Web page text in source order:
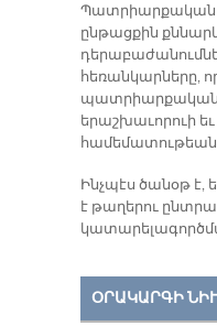
Պատրիարքական
ընթացքին
հեռանկարները,
պատրիարքական
երաշխաւորուի
Ինչպէս ծանօթ է,
է թաղերու
ՕՐԱԿԱՐԳԻ